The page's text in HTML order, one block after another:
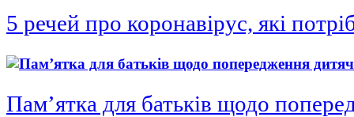
5 речей про коронавірус, які
Пам’ятка для батьків щодо